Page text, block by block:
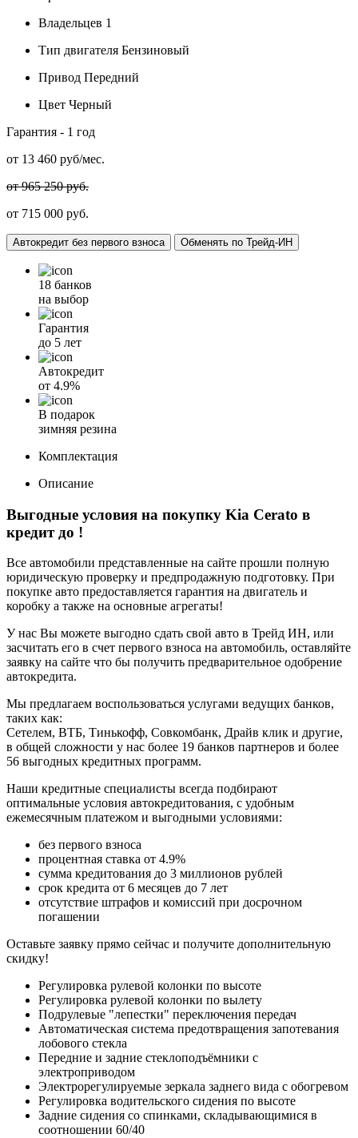
Владельцев 1
Тип двигателя Бензиновый
Привод Передний
Цвет Черный
Гарантия - 1 год
от 13 460 руб/мес.
от 965 250 руб.
от 715 000 руб.
Автокредит без первого взноса Обменять по Трейд-ИН
18 банков
на выбор
Гарантия
до 5 лет
Автокредит
от 4.9%
В подарок
зимняя резина
Комплектация
Описание
Выгодные условия на покупку Kia Cerato в
кредит до !
Все автомобили представленные на сайте прошли полную
юридическую проверку и предпродажную подготовку. При
покупке авто предоставляется гарантия на двигатель и
коробку а также на основные агрегаты!
У нас Вы можете выгодно сдать свой авто в Трейд ИН, или
засчитать его в счет первого взноса на автомобиль, оставляйте
заявку на сайте что бы получить предварительное одобрение
автокредита.
Мы предлагаем воспользоваться услугами ведущих банков,
таких как:
Сетелем, ВТБ, Тинькофф, Совкомбанк, Драйв клик и другие,
в общей сложности у нас более 19 банков партнеров и более
56 выгодных кредитных программ.
Наши кредитные специалисты всегда подбирают
оптимальные условия автокредитования, с удобным
ежемесячным платежом и выгодными условиями:
без первого взноса
процентная ставка от 4.9%
сумма кредитования до 3 миллионов рублей
срок кредита от 6 месяцев до 7 лет
отсутствие штрафов и комиссий при досрочном
погашении
Оставьте заявку прямо сейчас и получите дополнительную
скидку!
Регулировка рулевой колонки по высоте
Регулировка рулевой колонки по вылету
Подрулевые "лепестки" переключения передач
Автоматическая система предотвращения запотевания
лобового стекла
Передние и задние стеклоподъёмники с
электроприводом
Электрорегулируемые зеркала заднего вида с обогревом
Регулировка водительского сидения по высоте
Задние сидения со спинками, складывающимися в
соотношении 60/40